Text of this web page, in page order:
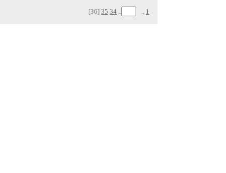
[36] 35 34 .. .. 1